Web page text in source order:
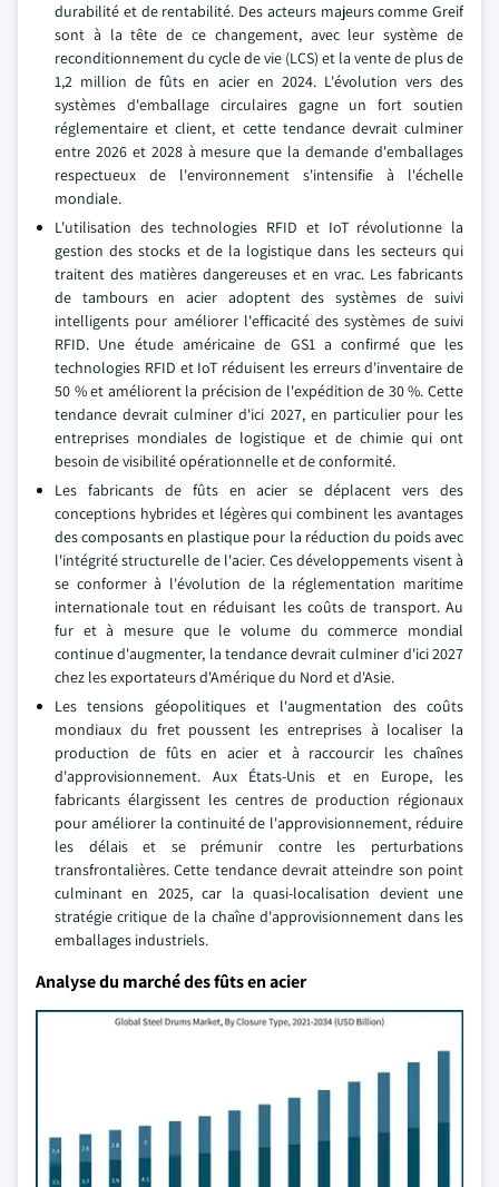
durabilité et de rentabilité. Des acteurs majeurs comme Greif
sont à la tête de ce changement, avec leur système de
reconditionnement du cycle de vie (LCS) et la vente de plus de
1,2 million de fûts en acier en 2024. L'évolution vers des
systèmes d'emballage circulaires gagne un fort soutien
réglementaire et client, et cette tendance devrait culminer
entre 2026 et 2028 à mesure que la demande d'emballages
respectueux de l'environnement s'intensifie à l'échelle
mondiale.
L'utilisation des technologies RFID et IoT révolutionne la
gestion des stocks et de la logistique dans les secteurs qui
traitent des matières dangereuses et en vrac. Les fabricants
de tambours en acier adoptent des systèmes de suivi
intelligents pour améliorer l'efficacité des systèmes de suivi
RFID. Une étude américaine de GS1 a confirmé que les
technologies RFID et IoT réduisent les erreurs d'inventaire de
50 % et améliorent la précision de l'expédition de 30 %. Cette
tendance devrait culminer d'ici 2027, en particulier pour les
entreprises mondiales de logistique et de chimie qui ont
besoin de visibilité opérationnelle et de conformité.
Les fabricants de fûts en acier se déplacent vers des
conceptions hybrides et légères qui combinent les avantages
des composants en plastique pour la réduction du poids avec
l'intégrité structurelle de l'acier. Ces développements visent à
se conformer à l'évolution de la réglementation maritime
internationale tout en réduisant les coûts de transport. Au
fur et à mesure que le volume du commerce mondial
continue d'augmenter, la tendance devrait culminer d'ici 2027
chez les exportateurs d'Amérique du Nord et d'Asie.
Les tensions géopolitiques et l'augmentation des coûts
mondiaux du fret poussent les entreprises à localiser la
production de fûts en acier et à raccourcir les chaînes
d'approvisionnement. Aux États-Unis et en Europe, les
fabricants élargissent les centres de production régionaux
pour améliorer la continuité de l'approvisionnement, réduire
les délais et se prémunir contre les perturbations
transfrontalières. Cette tendance devrait atteindre son point
culminant en 2025, car la quasi-localisation devient une
stratégie critique de la chaîne d'approvisionnement dans les
emballages industriels.
Analyse du marché des fûts en acier